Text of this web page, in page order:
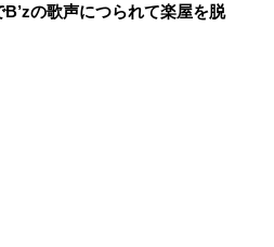
の歌声につられて楽屋を脱